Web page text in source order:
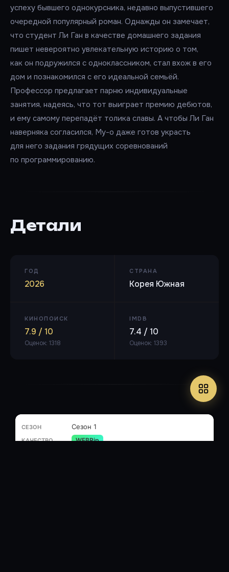
успеху бывшего однокурсника, недавно выпустившего
очередной популярный роман. Однажды он замечает,
что студент Ли Ган в качестве домашнего задания
пишет невероятно увлекательную историю о том,
как он подружился с одноклассником, стал вхож в его
дом и познакомился с его идеальной семьёй.
Профессор предлагает парню индивидуальные
занятия, надеясь, что тот выиграет премию дебютов,
и ему самому перепадёт толика славы. А чтобы Ли Ган
наверняка согласился, Му-о даже готов украсть
для него задания грядущих соревнований
по программированию.
Детали
ГОД
2026
СТРАНА
Корея Южная
КИНОПОИСК
7.9 / 10
Оценок: 1318
IMDB
7.4 / 10
Оценок: 1393
Сезон 1
WEBRip